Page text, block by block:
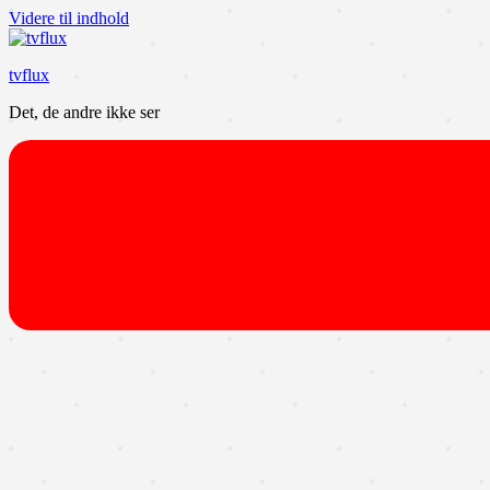
Videre til indhold
tvflux
Det, de andre ikke ser